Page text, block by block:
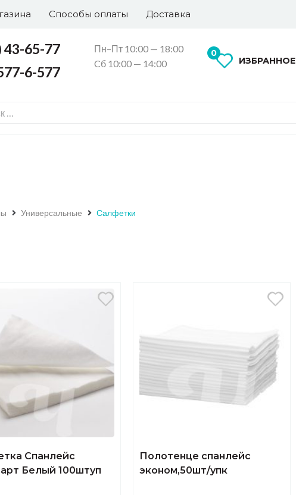
Способы оплаты Доставка
43-65-77
6-577
Пн–Пт 10:00 — 18:00
Cб 10:00 — 14:00
ИЗБРАННОЕ
0
Универсальные Салфетки
Спанлейс
Белый 100штуп
Полотенце спанлейс
эконом,50шт/упк